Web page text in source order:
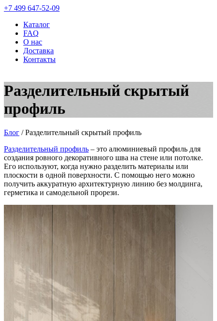
+7 499 647-52-09
Каталог
FAQ
О нас
Доставка
Контакты
Разделительный скрытый
профиль
Блог /Разделительный скрытый профиль
Разделительный профиль – это алюминиевый профиль для
создания ровного декоративного шва на стене или потолке.
Его используют, когда нужно разделить материалы или
плоскости в одной поверхности. С помощью него можно
получить аккуратную архитектурную линию без молдинга,
герметика и самодельной прорези.